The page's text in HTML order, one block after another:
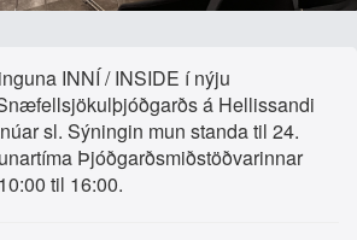
INNÍ / INSIDE í nýju
á Hellissandi
sl. Sýningin mun standa til 24.
Þjóðgarðsmiðstöðvarinnar
til 16:00.